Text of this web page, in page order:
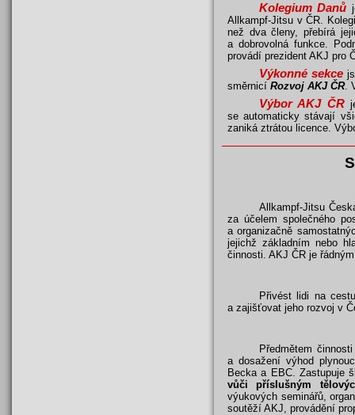
Kolegium Danů
Allkampf-Jitsu v ČR.
než dva členy, přebírá
a dobrovolná funkce.
provádí prezident AKJ pro
Výkonné sekce
směrnicí Rozvoj AKJ ČR.
Výbor AKJ ČR
se automaticky stávají
zaniká ztrátou licence.
Allkampf-Jitsu
za účelem společného
a organizačně
jejichž základním nebo
činnosti. AKJ ČR je
Přivést lidi na
a zajišťovat jeho rozvoj v
Předmětem
a dosažení výhod
Becka a EBC. Zastupuje
vůči příslušným
výukových seminářů,
soutěží AKJ, provádění